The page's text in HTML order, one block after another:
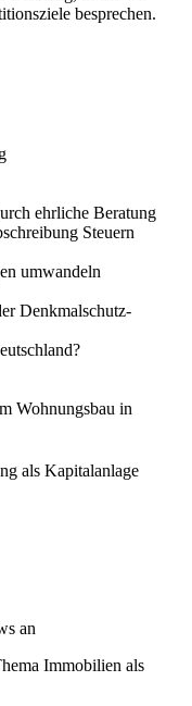
besprechen.
Steuern
umwandeln
als Kapitalanlage
an
Immobilien als